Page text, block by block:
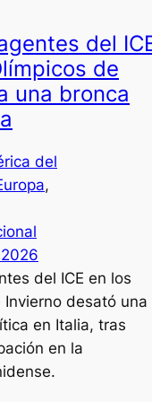
del
de
una bronca
del
del ICE en los
desató una
en Italia, tras
en la